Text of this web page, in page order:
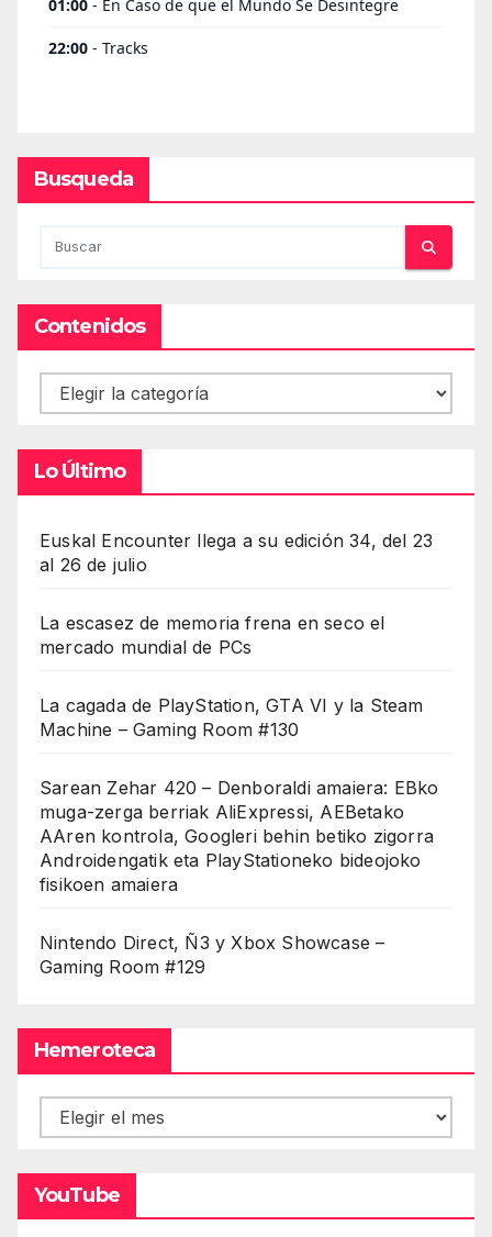
Busqueda
Contenidos
Contenidos
Lo Último
Euskal Encounter llega a su edición 34, del 23
al 26 de julio
La escasez de memoria frena en seco el
mercado mundial de PCs
La cagada de PlayStation, GTA VI y la Steam
Machine – Gaming Room #130
Sarean Zehar 420 – Denboraldi amaiera: EBko
muga-zerga berriak AliExpressi, AEBetako
AAren kontrola, Googleri behin betiko zigorra
Androidengatik eta PlayStationeko bideojoko
fisikoen amaiera
Nintendo Direct, Ñ3 y Xbox Showcase –
Gaming Room #129
Hemeroteca
Hemeroteca
YouTube